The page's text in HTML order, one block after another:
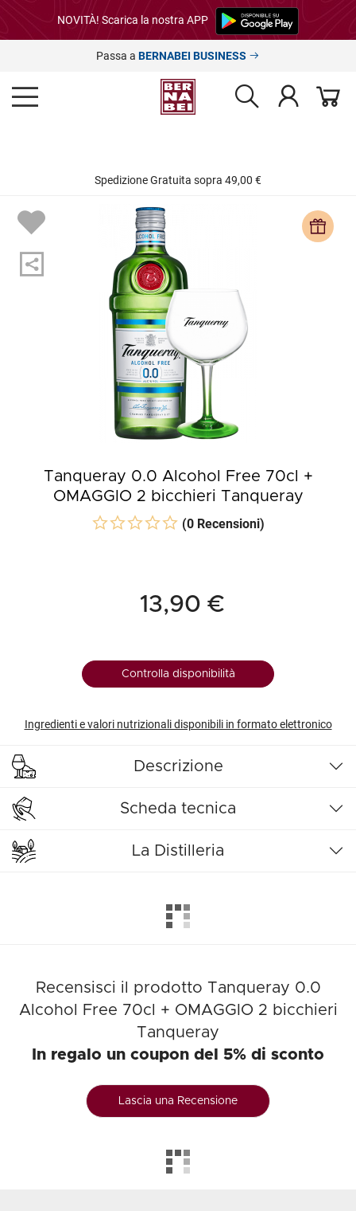
NOVITÀ! Scarica la nostra APP
Passa a BERNABEI BUSINESS
Spedizione Gratuita sopra 49,00 €
Tanqueray 0.0 Alcohol Free 70cl +
OMAGGIO 2 bicchieri Tanqueray
(0 Recensioni)
13,90 €
Controlla disponibilità
Ingredienti e valori nutrizionali disponibili in formato elettronico
Descrizione
Scheda tecnica
La Distilleria
Recensisci il prodotto Tanqueray 0.0
Alcohol Free 70cl + OMAGGIO 2 bicchieri
Tanqueray
In regalo un coupon del 5% di sconto
Lascia una Recensione